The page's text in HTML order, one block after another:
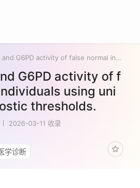
Frequency and G6PD activity of false normal individuals using universal diagnostic thresholds.
G6PD activity of f
using uni
thresholds.
2026-03-11 收录
学诊断